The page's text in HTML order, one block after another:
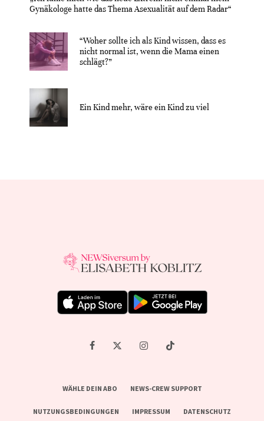
Gynäkologe hatte das Thema Asexualität auf dem Radar“
“Woher sollte ich als Kind wissen, dass es
nicht normal ist, wenn die Mama einen
schlägt?”
Ein Kind mehr, wäre ein Kind zu viel
WÄHLE DEIN ABO NEWS-CREW SUPPORT
NUTZUNGSBEDINGUNGEN IMPRESSUM DATENSCHUTZ